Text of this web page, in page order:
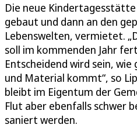
Die neue
gebaut und dann an den
Lebenswelten, vermietet.
soll im kommenden Jahr
Entscheidend wird sein,
und Material kommt“, so
bleibt im Eigentum der
Flut aber ebenfalls schwer
saniert werden.